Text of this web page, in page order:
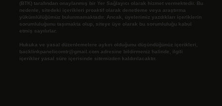
(BTK) tarafından onaylanmış bir Yer Sağlayıcı olarak hizmet vermektedir. Bu
nedenle, sitedeki içerikleri proaktif olarak denetleme veya araştırma
yükümlülüğümüz bulunmamaktadır. Ancak, üyelerimiz yazdıkları içeriklerin
sorumluluğunu taşımakta olup, siteye üye olarak bu sorumluluğu kabul
etmiş sayılırlar.
Hukuka ve yasal düzenlemelere aykırı olduğunu düşündüğünüz içerikleri,
backlinkpanelicomtr@gmail.com adresine bildirmeniz halinde, ilgili
içerikler yasal süre içerisinde sitemizden kaldırılacaktır.